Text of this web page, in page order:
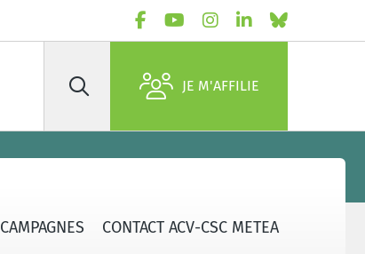
Rechercher JE M'AFFILIE
CAMPAGNES CONTACT ACV-CSC METEA